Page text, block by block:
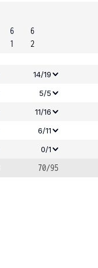
6
1
6
2
14/19
5/5
11/16
6/11
0/1
70/95